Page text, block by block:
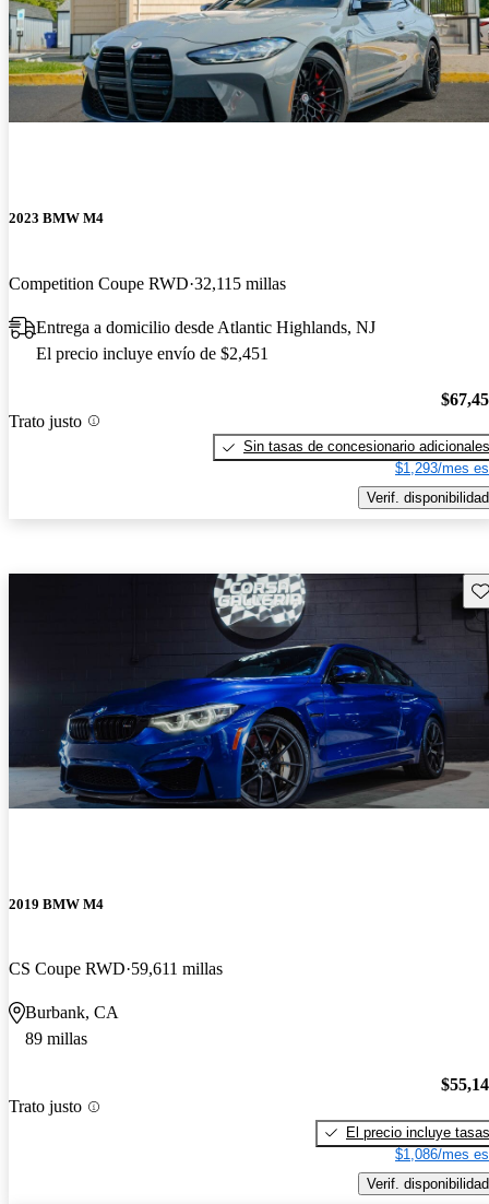
2023 BMW M4
Competition Coupe RWD 32,115 millas
Entrega a domicilio desde Atlantic Highlands, NJ
El precio incluye envío de $2,451
Trato justo
Sin tasas de concesionario adicionales
$1,293/mes
Verif. disponibilidad
2019 BMW M4
CS Coupe RWD 59,611 millas
Burbank, CA
89 millas
Trato justo
El precio incluye tasas
$1,086/mes
Verif. disponibilidad